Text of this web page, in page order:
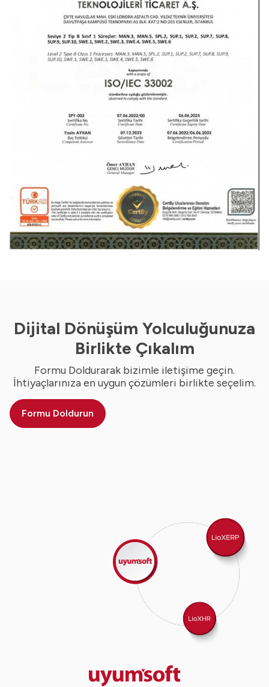
Dijital Dönüşüm Yolculuğunuza
Birlikte Çıkalım
Formu Doldurarak bizimle iletişime geçin.
İhtiyaçlarınıza en uygun çözümleri birlikte seçelim.
Formu Doldurun